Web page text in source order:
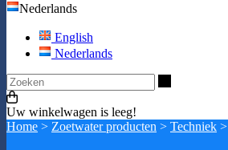
Nederlands
English
Nederlands
Uw winkelwagen is leeg!
Home > Zoetwater producten > Techniek >